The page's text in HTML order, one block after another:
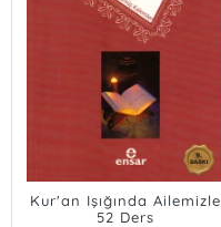
Kur'an Işığında Ailemizle
52 Ders